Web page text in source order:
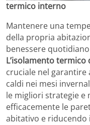
termico interno
Mantenere una
della propria
benessere
L’isolamento
cruciale nel garantire
caldi nei mesi
le migliori strategie e
efficacemente le
abitativo e riducendo